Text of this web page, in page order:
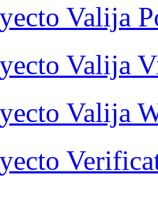
Valija
Valija
Valija